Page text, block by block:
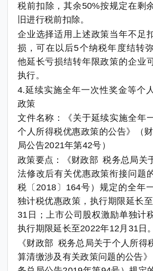
税前扣除，其余50%按规定在剩
旧进行税前扣除。
企业选择适用上述政策当年不足
损，可在以后5个纳税年度结转
他延长亏损结转年限政策的企业
执行。
4.延续实施全年一次性奖金等个
政策
文件名称：《关于延续实施全年
个人所得税优惠政策的公告》（
局公告2021年第42号）
政策要点：《财政部 税务总局关
法修改后有关优惠政策衔接问题
税〔2018〕164号）规定的全年
独计税优惠政策，执行期限延长
31日；上市公司股权激励单独计
执行期限延长至2022年12月31日。
《财政部 税务总局关于个人所得
算清缴涉及有关政策问题的公告